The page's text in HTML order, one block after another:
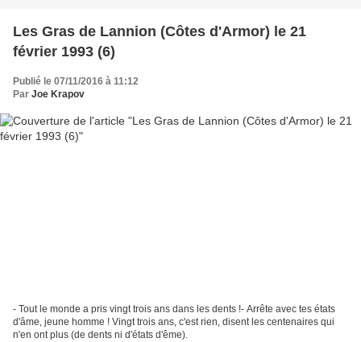
Les Gras de Lannion (Côtes d'Armor) le 21
février 1993 (6)
Publié le 07/11/2016 à 11:12
Par Joe Krapov
- Tout le monde a pris vingt trois ans dans les dents !- Arrête avec tes états
d'âme, jeune homme ! Vingt trois ans, c'est rien, disent les centenaires qui
n'en ont plus (de dents ni d'états d'ême).